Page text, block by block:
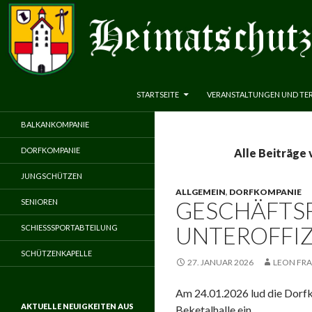
Heimatschutzverein Neuenbeken 1583 e.V.
STARTSEITE
VERANSTALTUNGEN UND
Alle Beiträge
ALLGEMEIN, DORFKOMPANIE
27. JANUAR 2026 LEON
Am 24.01.2026 lud die
BALKANKOMPANIE
DORFKOMPANIE
JUNGSCHÜTZEN
SENIOREN
SCHIESSSPORTABTEILUNG
SCHÜTZENKAPELLE
AKTUELLE NEUIGKEITEN AUS